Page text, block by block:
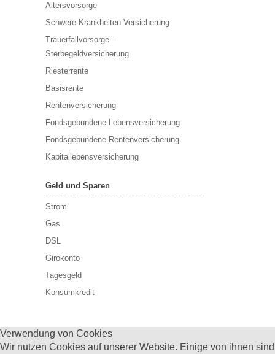
Altersvorsorge
Schwere Krankheiten Versicherung
Trauerfallvorsorge –
Sterbegeldversicherung
Riesterrente
Basisrente
Rentenversicherung
Fondsgebundene Lebensversicherung
Fondsgebundene Rentenversicherung
Kapitallebensversicherung
Geld und Sparen
Strom
Gas
DSL
Girokonto
Tagesgeld
Konsumkredit
Verwendung von Cookies
Wir nutzen Cookies auf unserer Website. Einige von ihnen sind